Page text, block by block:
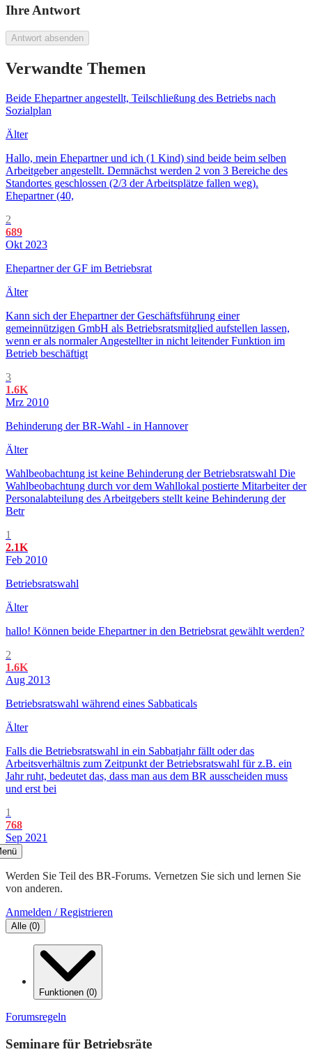
Ihre Antwort
Antwort absenden
Verwandte Themen
Beide Ehepartner angestellt, Teilschließung des Betriebs nach
Sozialplan
Älter
Hallo, mein Ehepartner und ich (1 Kind) sind beide beim selben
Arbeitgeber angestellt. Demnächst werden 2 von 3 Bereiche des
Standortes geschlossen (2/3 der Arbeitsplätze fallen weg).
Ehepartner (40,
2
689
Okt 2023
Ehepartner der GF im Betriebsrat
Älter
Kann sich der Ehepartner der Geschäftsführung einer
gemeinnützigen GmbH als Betriebsratsmitglied aufstellen lassen,
wenn er als normaler Angestellter in nicht leitender Funktion im
Betrieb beschäftigt
3
1.6K
Mrz 2010
Behinderung der BR-Wahl - in Hannover
Älter
Wahlbeobachtung ist keine Behinderung der Betriebsratswahl Die
Wahlbeobachtung durch vor dem Wahllokal postierte Mitarbeiter der
Personalabteilung des Arbeitgebers stellt keine Behinderung der
Betr
1
2.1K
Feb 2010
Betriebsratswahl
Älter
hallo! Können beide Ehepartner in den Betriebsrat gewählt werden?
2
1.6K
Aug 2013
Betriebsratswahl während eines Sabbaticals
Älter
Falls die Betriebsratswahl in ein Sabbatjahr fällt oder das
Arbeitsverhältnis zum Zeitpunkt der Betriebsratswahl für z.B. ein
Jahr ruht, bedeutet das, dass man aus dem BR ausscheiden muss
und erst bei
1
768
Sep 2021
Werden Sie Teil des BR-Forums. Vernetzen Sie sich und lernen Sie
von anderen.
Anmelden / Registrieren
Alle (0)
Funktionen (0)
Forumsregeln
Seminare für Betriebsräte